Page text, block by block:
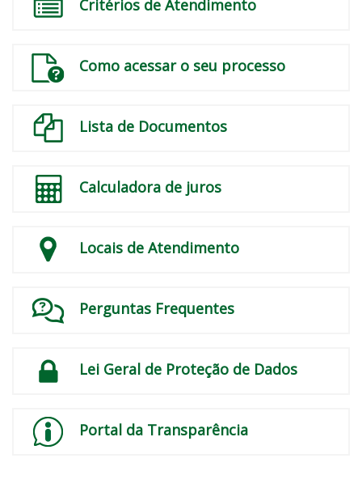
Critérios de Atendimento
Como acessar o seu processo
Lista de Documentos
Calculadora de juros
Locais de Atendimento
Perguntas Frequentes
Lei Geral de Proteção de Dados
Portal da Transparência